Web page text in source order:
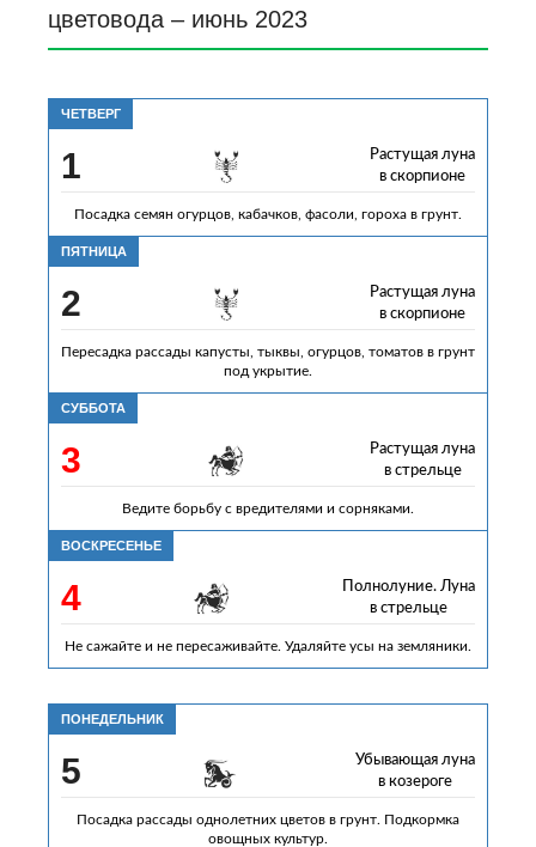
цветовода – июнь 2023
ЧЕТВЕРГ
1
Растущая луна
в скорпионе
Посадка семян огурцов, кабачков, фасоли, гороха в грунт.
ПЯТНИЦА
2
Растущая луна
в скорпионе
Пересадка рассады капусты, тыквы, огурцов, томатов в грунт
под укрытие.
СУББОТА
3
Растущая луна
в стрельце
Ведите борьбу с вредителями и сорняками.
ВОСКРЕСЕНЬЕ
4
Полнолуние. Луна
в стрельце
Не сажайте и не пересаживайте. Удаляйте усы на земляники.
ПОНЕДЕЛЬНИК
5
Убывающая луна
в козероге
Посадка рассады однолетних цветов в грунт. Подкормка
овощных культур.